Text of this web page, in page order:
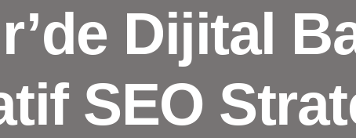
Dijital
SEO